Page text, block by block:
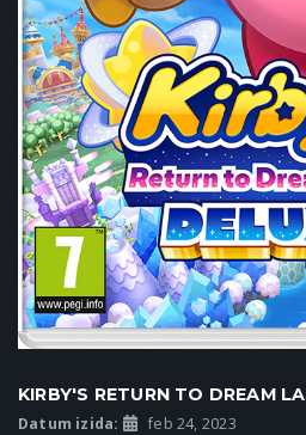
KIRBY'S RETURN TO DREAM
Datum izida: feb 24, 2023